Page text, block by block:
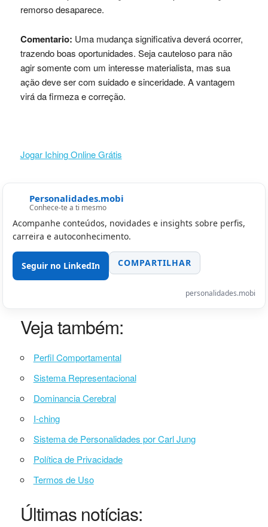
remorso desaparece.
Comentario: Uma mudança significativa deverá ocorrer,
trazendo boas oportunidades. Seja cauteloso para não
agir somente com um interesse materialista, mas sua
ação deve ser com suidado e sinceridade. A vantagem
virá da firmeza e correção.
Jogar Iching Online Grátis
Personalidades.mobi
Conhece-te a ti mesmo
Acompanhe conteúdos, novidades e insights sobre perfis,
carreira e autoconhecimento.
Seguir no LinkedIn COMPARTILHAR
personalidades.mobi
Veja também:
Perfil Comportamental
Sistema Representacional
Dominancia Cerebral
I-ching
Sistema de Personalidades por Carl Jung
Política de Privacidade
Termos de Uso
Últimas notícias: